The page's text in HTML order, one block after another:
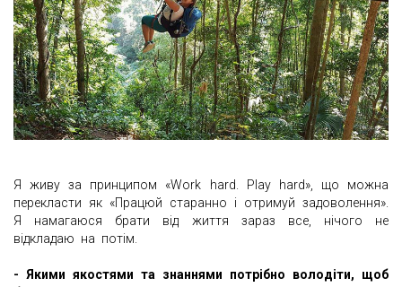
Я живу за принципом «Work hard. Play hard», що можна
перекласти як «Працюй старанно і отримуй задоволення».
Я намагаюся брати від життя зараз все, нічого не
відкладаю на потім.
- Якими якостями та знаннями потрібно володіти, щоб